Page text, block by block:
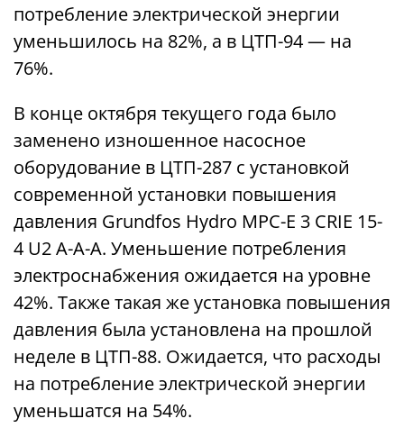
потребление электрической энергии
уменьшилось на 82%, а в ЦТП-94 — на
76%.
В конце октября текущего года было
заменено изношенное насосное
оборудование в ЦТП-287 с установкой
современной установки повышения
давления Grundfos Hydro MPC-E 3 CRIE 15-
4 U2 A-A-A. Уменьшение потребления
электроснабжения ожидается на уровне
42%. Также такая же установка повышения
давления была установлена на прошлой
неделе в ЦТП-88. Ожидается, что расходы
на потребление электрической энергии
уменьшатся на 54%.